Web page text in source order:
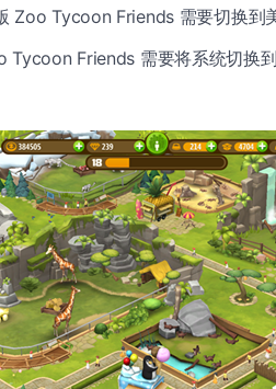
Zoo Tycoon Friends 需要切换到
Tycoon Friends 需要将系统切换